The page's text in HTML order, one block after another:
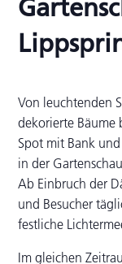
Von leuchtenden
dekorierte Bäume
Spot mit Bank
in der
Ab Einbruch der
und Besucher
festliche
Im gleichen